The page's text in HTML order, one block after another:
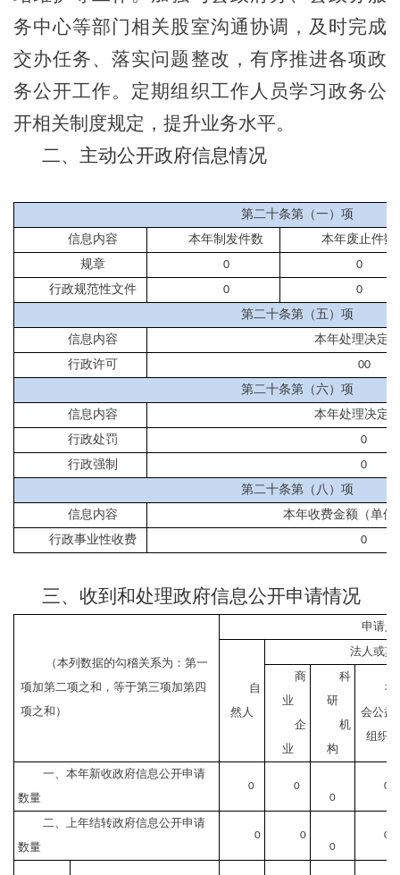
务中心等部门相关股室沟通协调，及时完成
交办任务、落实问题整改，有序推进各项政
务公开工作。定期组织工作人员学习政务公
开相关制度规定，提升业务水平。
二、主动公开政府信息情况
第二十条第（一）项
信息内容
本年制 发件数
本年废止件数
规章
0
0
行政规范性文件
0
0
第二十条第（五）项
信息内容
本年处理决定
行政许可
00
第二十条第（六）项
信息内容
本年处理决定
行政处罚
0
行政强制
0
第二十条第（八）项
信息内容
本年收费金额（单位
行政事业性收费
0
三、收到和处理政府信息公开申请情况
（本列数据的勾稽关系为：第一
项加第二项之和，等于第三项加第四
项之和）
申请人
自
然人
法人或其
商
业
企
业
科
研
机
构
社
会公益
组织
一、本年新收政府信息公开申请
数量
0
0
0
0
二、上年结转政府信息公开申请
数量
0
0
0
0